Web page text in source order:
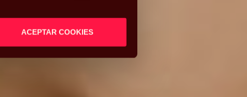
ACEPTAR COOKIES